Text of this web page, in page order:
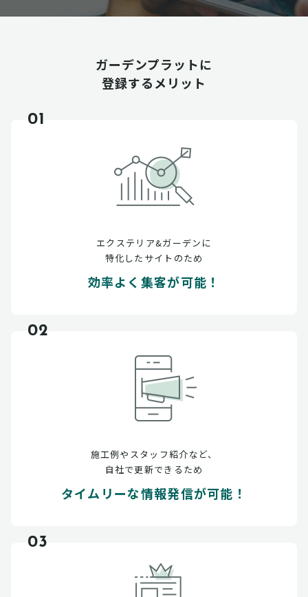
ガーデンプラットに
登録するメリット
01
エクステリア&ガーデンに
特化したサイトのため
効率よく集客が可能！
02
施工例やスタッフ紹介など、
自社で更新できるため
タイムリーな情報発信が可能！
03